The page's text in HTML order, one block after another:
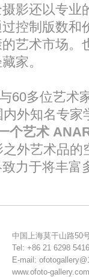
影还以专业
控制版数和
艺术市场。
家。
60多位艺术
外知名专
个艺术
之外艺术品
力于将丰富
中国上海莫干山路50
Tel: +86 21 6298 5416
E-mail:
www.ofoto-gallery.com